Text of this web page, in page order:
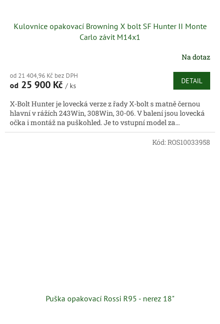
Kulovnice opakovací Browning X bolt SF Hunter II Monte
Carlo závit M14x1
Na dotaz
od 21 404,96 Kč bez DPH
od 25 900 Kč / ks
DETAIL
X-Bolt Hunter je lovecká verze z řady X-bolt s matně černou
hlavní v rážích 243Win, 308Win, 30-06. V balení jsou lovecká
očka i montáž na puškohled. Je to vstupní model za...
Puška opakovací Rossi R95 - nerez 18"
Kód:ROS10033958